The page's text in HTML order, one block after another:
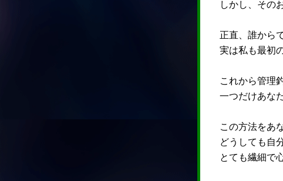
しかし、その
正直、誰から
実は私も最初
これから管理
一つだけあな
この方法をあ
どうしても自
とても繊細で